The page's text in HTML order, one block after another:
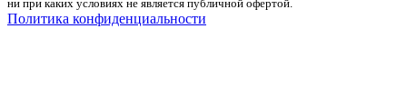
ни при каких условиях не является публичной офертой.
Политика конфиденциальности